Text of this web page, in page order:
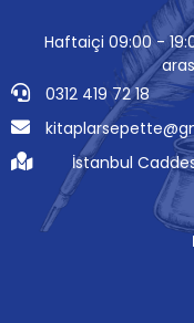
Haftaiçi 09:00 -
0312 419 72 18
İstanbul